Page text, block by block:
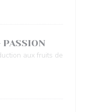
aux fruits de